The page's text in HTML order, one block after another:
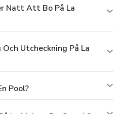
Natt Att Bo På La
Utcheckning På La
Pool?